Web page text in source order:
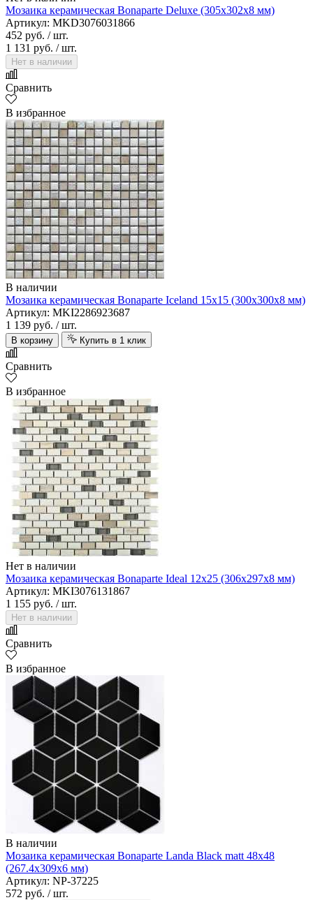
Мозаика керамическая Bonaparte Deluxe (305х302х8 мм)
Артикул: MKD3076031866
452 руб. / шт.
1 131 руб. / шт.
Нет в наличии
Сравнить
В избранное
В наличии
Мозаика керамическая Bonaparte Iceland 15х15 (300х300х8 мм)
Артикул: MKI2286923687
1 139 руб. / шт.
В корзину Купить в 1 клик
Сравнить
В избранное
Нет в наличии
Мозаика керамическая Bonaparte Ideal 12х25 (306х297х8 мм)
Артикул: MKI3076131867
1 155 руб. / шт.
Нет в наличии
Сравнить
В избранное
В наличии
Мозаика керамическая Bonaparte Landa Black matt 48х48
(267.4х309х6 мм)
Артикул: NP-37225
572 руб. / шт.